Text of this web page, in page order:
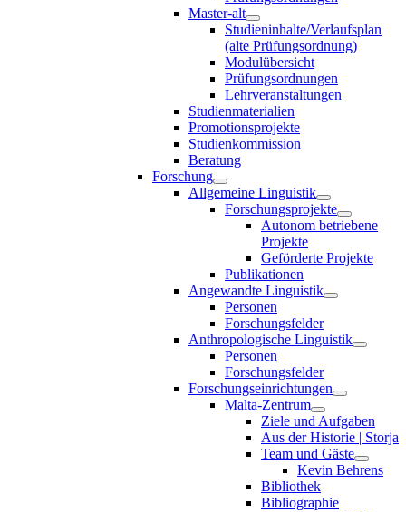
Master-alt
Studieninhalte/Verlaufsplan
(alte Prüfungsordnung)
Modulübersicht
Prüfungsordnungen
Lehrveranstaltungen
Studienmaterialien
Promotionsprojekte
Studienkommission
Beratung
Forschung
Allgemeine Linguistik
Forschungsprojekte
Autonom betriebene
Projekte
Geförderte Projekte
Publikationen
Angewandte Linguistik
Personen
Forschungsfelder
Anthropologische Linguistik
Personen
Forschungsfelder
Forschungseinrichtungen
Malta-Zentrum
Ziele und Aufgaben
Aus der Historie | Storja
Team und Gäste
Kevin Behrens
Bibliothek
Bibliographie